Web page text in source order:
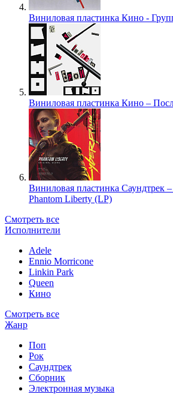
Виниловая пластинка Кино -
Виниловая пластинка Кино –
Виниловая пластинка Саундтрек
Phantom Liberty (LP)
Смотреть все
Исполнители
Adele
Ennio Morricone
Linkin Park
Queen
Кино
Смотреть все
Жанр
Поп
Рок
Саундтрек
Сборник
Электронная музыка